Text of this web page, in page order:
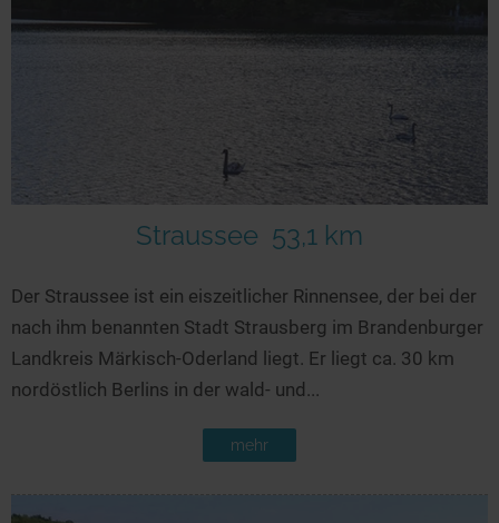
Straussee 53,1 km
Der Straussee ist ein eiszeitlicher Rinnensee, der bei der
nach ihm benannten Stadt Strausberg im Brandenburger
Landkreis Märkisch-Oderland liegt. Er liegt ca. 30 km
nordöstlich Berlins in der wald- und...
mehr